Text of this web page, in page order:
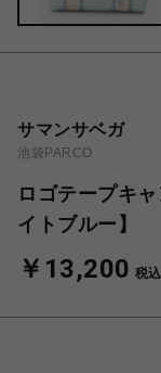
サマンサベガ
池袋PARCO
ロゴテープキ
イトブルー】
￥13,200 税込